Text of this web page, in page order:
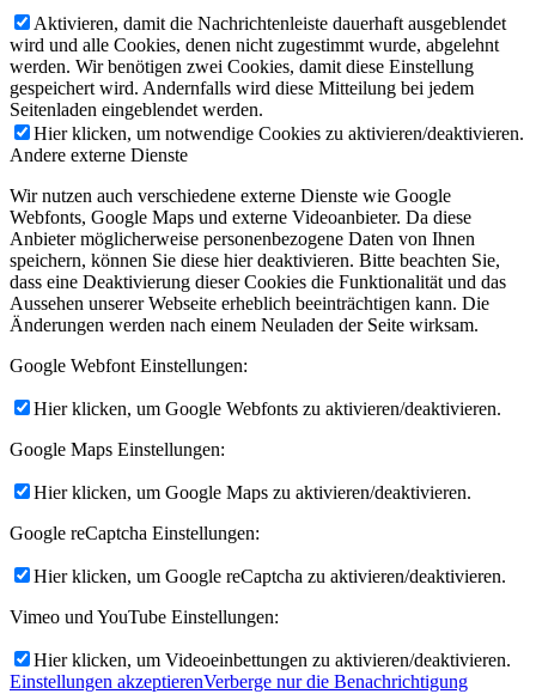
Aktivieren, damit die Nachrichtenleiste dauerhaft ausgeblendet
wird und alle Cookies, denen nicht zugestimmt wurde, abgelehnt
werden. Wir benötigen zwei Cookies, damit diese Einstellung
gespeichert wird. Andernfalls wird diese Mitteilung bei jedem
Seitenladen eingeblendet werden.
Hier klicken, um notwendige Cookies zu aktivieren/deaktivieren.
Andere externe Dienste
Wir nutzen auch verschiedene externe Dienste wie Google
Webfonts, Google Maps und externe Videoanbieter. Da diese
Anbieter möglicherweise personenbezogene Daten von Ihnen
speichern, können Sie diese hier deaktivieren. Bitte beachten Sie,
dass eine Deaktivierung dieser Cookies die Funktionalität und das
Aussehen unserer Webseite erheblich beeinträchtigen kann. Die
Änderungen werden nach einem Neuladen der Seite wirksam.
Google Webfont Einstellungen:
Hier klicken, um Google Webfonts zu aktivieren/deaktivieren.
Google Maps Einstellungen:
Hier klicken, um Google Maps zu aktivieren/deaktivieren.
Google reCaptcha Einstellungen:
Hier klicken, um Google reCaptcha zu aktivieren/deaktivieren.
Vimeo und YouTube Einstellungen:
Hier klicken, um Videoeinbettungen zu aktivieren/deaktivieren.
Einstellungen akzeptierenVerberge nur die Benachrichtigung